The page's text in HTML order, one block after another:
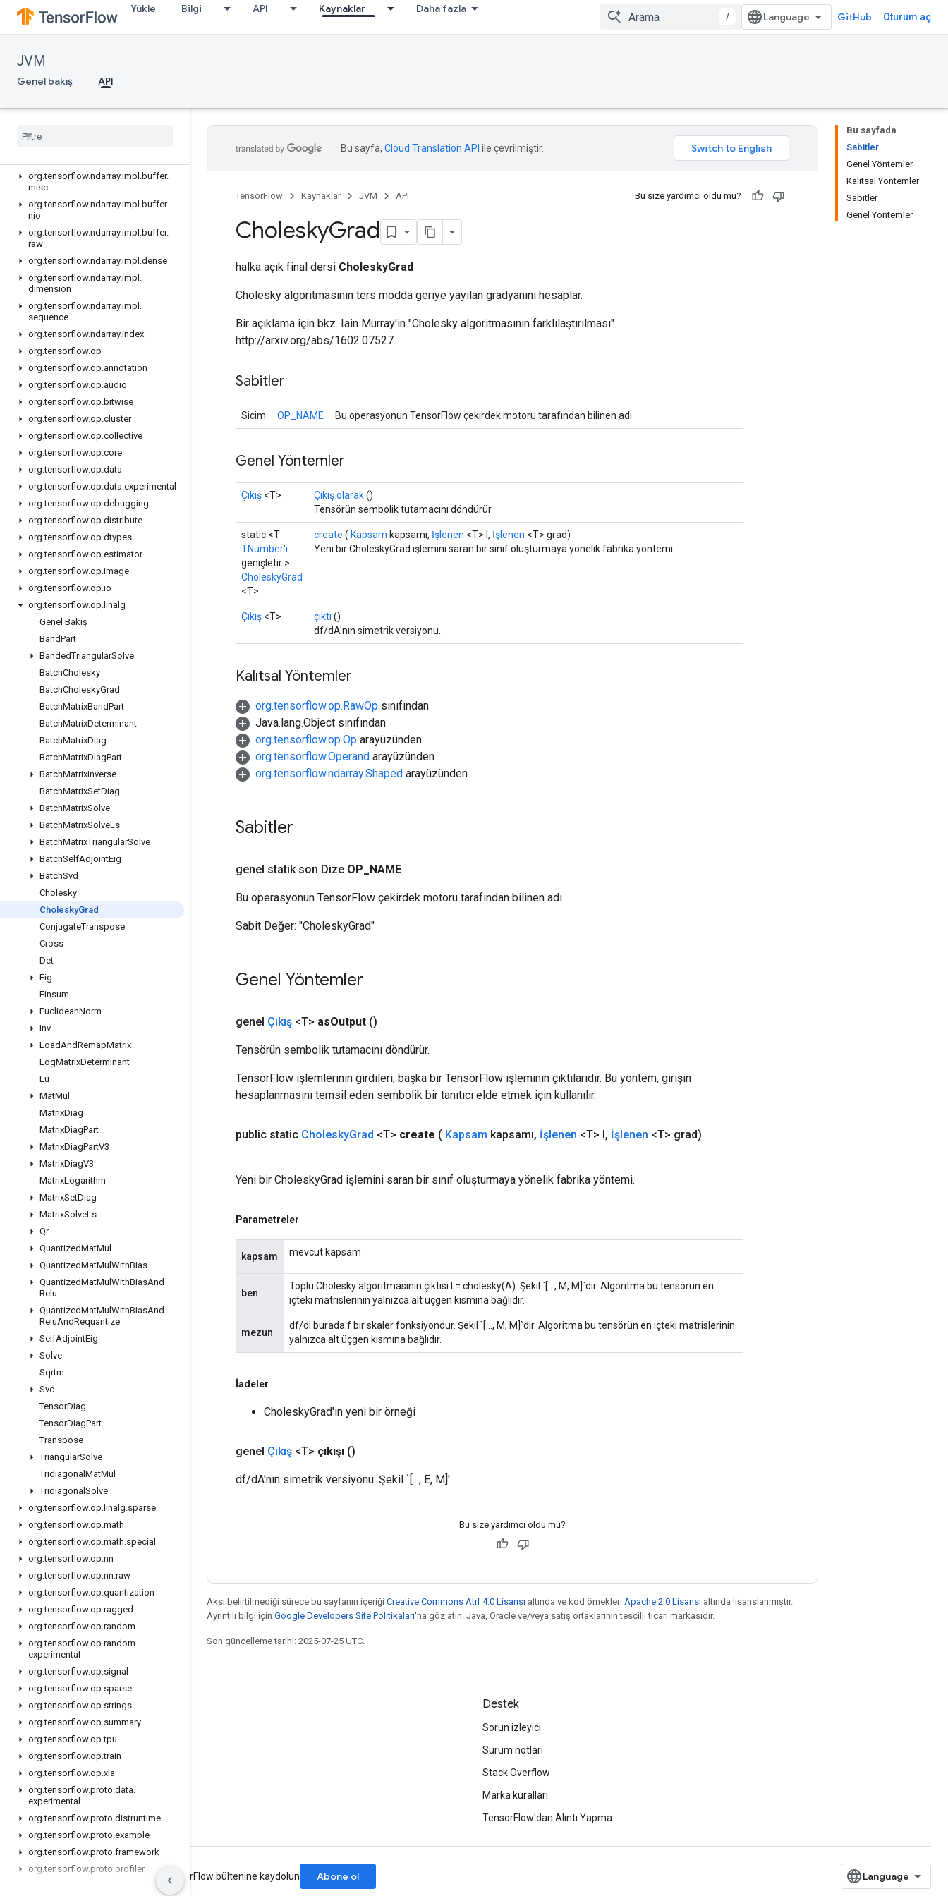
Yükle Bilgi API Kaynaklar Daha fazla
/ GitHub Oturum aç
JVM
Genel bakış API
org.tensorflow.internal.types.registry
org.tensorflow.ndarray
org.tensorflow.ndarray.buffer.layout
org.tensorflow.ndarray.impl
adapter
org.tensorflow.ndarray.impl .buffer.
misc
org.tensorflow.ndarray.impl .buffer.
nio
org.tensorflow.ndarray.impl .buffer.
raw
org.tensorflow.ndarray.impl .dense
org.tensorflow.ndarray.impl .
dimension
org.tensorflow.ndarray.impl .
sequence
org.tensorflow.ndarray.index
org.tensorflow.op
org.tensorflow.op.annotation
org.tensorflow.op.audio
org.tensorflow.op.bitwise
org.tensorflow.op.cluster
org.tensorflow.op.collective
org.tensorflow.op.core
org.tensorflow.op.data
org.tensorflow.op.data.experimental
org.tensorflow.op.debugging
org.tensorflow.op.distribute
org.tensorflow.op.dtypes
org.tensorflow.op.estimator
org.tensorflow.op.image
org.tensorflow.op.io
org.tensorflow.op. linalg
Genel Bakış
BandPart
BandedTriangularSolve
BatchCholesky
BatchCholeskyGrad
BatchMatrixBandPart
BatchMatrixDeterminant
BatchMatrixDiag
BatchMatrixDiagPart
BatchMatrixInverse
BatchMatrixSetDiag
BatchMatrixSolve
BatchMatrixSolveLs
BatchMatrixTriangularSolve
BatchSelfAdjointEig
BatchSvd
Cholesky
CholeskyGrad
ConjugateTranspose
Cross
Det
Eig
Einsum
EuclideanNorm
Inv
LoadAndRemapMatrix
LogMatrixDeterminant
Lu
MatMul
MatrixDiag
MatrixDiagPart
MatrixDiagPartV3
MatrixDiagV3
MatrixLogarithm
MatrixSetDiag
MatrixSolveLs
Qr
QuantizedMatMul
QuantizedMatMul WithBias
QuantizedMatMul WithBiasAnd
Relu
QuantizedMatMul WithBiasAnd
ReluAndRequantize
SelfAdjointEig
Solve
Sqrtm
Svd
TensorDiag
TensorDiagPart
Transpose
TriangularSolve
Tridiagonal MatMul
Tridiagonal Solve
org.tensorflow.op. linalg.sparse
org.tensorflow.op.math
org.tensorflow.op.math.special
org.tensorflow.op.nn
org.tensorflow.op.nn.raw
org.tensorflow.op.quantization
org.tensorflow.op.ragged
org.tensorflow.op.random
org.tensorflow.op.random.
experimental
org.tensorflow.op.signal
org.tensorflow.op.sparse
org.tensorflow.op.strings
org.tensorflow.op.summary
org.tensorflow.op.tpu
org.tensorflow.op.train
org.tensorflow.op.xla
org.tensorflow.proto.data.
experimental
org.tensorflow.proto.distruntime
org.tensorflow.proto.example
org.tensorflow.proto.framework
org.tensorflow.proto.profiler
Bu sayfada
Sabitler
Genel Yöntemler
Kalıtsal Yöntemler
Sabitler
Genel Yöntemler
Bu sayfa, Cloud Translation API ile çevrilmiştir.
TensorFlow Kaynaklar JVM API Bu size yardımcı oldu mu?
CholeskyGrad
halka açık final dersi CholeskyGrad
Cholesky algoritmasının ters modda geriye yayılan gradyanını hesaplar.
Bir açıklama için bkz. Iain Murray'in "Cholesky algoritmasının farklılaştırılması"
http://arxiv.org/abs/1602.07527.
Sabitler
Sicim OP_NAME Bu operasyonun TensorFlow çekirdek motoru tarafından bilinen adı
Genel Yöntemler
Çıkış <T> Çıkış olarak()
Tensörün sembolik tutamacını döndürür.
static <T
TNumber'ı
genişletir >
CholeskyGrad
<T>
create ( Kapsam kapsamı, İşlenen <T> l, İşlenen <T> grad)
Yeni bir CholeskyGrad işlemini saran bir sınıf oluşturmaya yönelik fabrika yöntemi.
Çıkış <T> çıktı ()
df/dA'nın simetrik versiyonu.
Kalıtsal Yöntemler
org.tensorflow.op.RawOp sınıfından
Java.lang.Object sınıfından
org.tensorflow.op.Op arayüzünden
org.tensorflow.Operand arayüzünden
org.tensorflow.ndarray.Shaped arayüzünden
Sabitler
genel statik son Dize OP NAME
Bu operasyonun TensorFlow çekirdek motoru tarafından bilinen adı
Sabit Değer: "CholeskyGrad"
Genel Yöntemler
genel Çıkış <T> asOutput ()
Tensörün sembolik tutamacını döndürür.
TensorFlow işlemlerinin girdileri, başka bir TensorFlow işleminin çıktılarıdır. Bu yöntem, girişin
hesaplanmasını temsil eden sembolik bir tanıtıcı elde etmek için kullanılır.
public static CholeskyGrad <T> create ( Kapsam kapsamı, İşlenen <T> l, İşlenen <T> grad)
Yeni bir CholeskyGrad işlemini saran bir sınıf oluşturmaya yönelik fabrika yöntemi.
Parametreler
kapsam mevcut kapsam
ben
Toplu Cholesky algoritmasının çıktısı l = cholesky(A). Şekil `[..., M, M]`dir. Algoritma bu tensörün en
içteki matrislerinin yalnızca alt üçgen kısmına bağlıdır.
mezun
df/dl burada f bir skaler fonksiyondur. Şekil `[..., M, M]`dir. Algoritma bu tensörün en içteki matrislerinin
yalnızca alt üçgen kısmına bağlıdır.
İadeler
CholeskyGrad'ın yeni bir örneği
genel Çıkış <T> çıkışı ()
df/dA'nın simetrik versiyonu. Şekil `[..., E, M]'
Bu size yardımcı oldu mu?
Aksi belirtilmediği sürece bu sayfanın içeriği Creative Commons Atıf 4.0 Lisansı altında ve kod örnekleri Apache 2.0 Lisansı altında lisanslanmıştır.
Ayrıntılı bilgi için Google Developers Site Politikaları'na göz atın. Java, Oracle ve/veya satış ortaklarının tescilli ticari markasıdır.
Son güncelleme tarihi: 2025-07-25 UTC.
Bağlı kalma
Blog
GitHub
Twitter
YouTube
Destek
Sorun izleyici
Sürüm notları
Stack Overflow
Marka kuralları
TensorFlow'dan Alıntı Yapma
Şartlar Manage cookies TensorFlow bültenine kaydolun Abone ol